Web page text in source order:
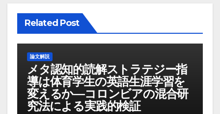
Related Post
論文解説
メタ認知的読解ストラテジー指
導は体育学生の英語生涯学習を
変えるか―コロンビアの混合研
究法による実践的検証